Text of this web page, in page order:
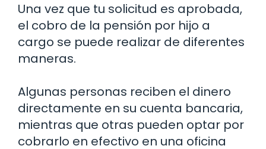
Una vez que tu solicitud es aprobada,
el cobro de la pensión por hijo a
cargo se puede realizar de diferentes
maneras.
Algunas personas reciben el dinero
directamente en su cuenta bancaria,
mientras que otras pueden optar por
cobrarlo en efectivo en una oficina